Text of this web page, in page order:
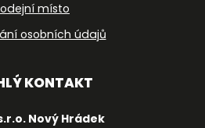
místo
osobních údajů
KONTAKT
Nový Hrádek